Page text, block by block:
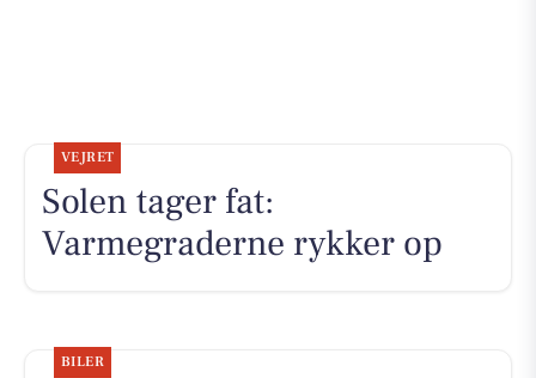
VEJRET
Solen tager fat:
Varmegraderne rykker op
BILER